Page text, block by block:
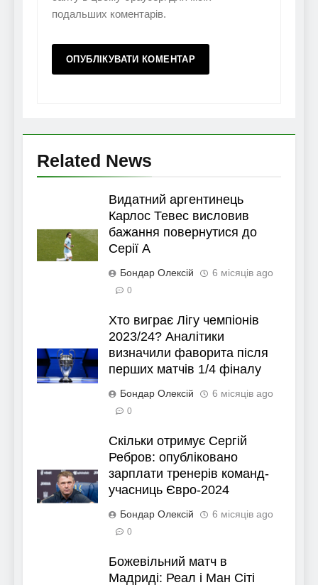
подальших коментарів.
Related News
Видатний аргентинець
Карлос Тевес висловив
бажання повернутися до
Серії А
Бондар Олексій 6 місяців ago
0
Хто виграє Лігу чемпіонів
2023/24? Аналітики
визначили фаворита після
перших матчів 1/4 фіналу
Бондар Олексій 6 місяців ago
0
Скільки отримує Сергій
Ребров: опубліковано
зарплати тренерів команд-
учасниць Євро-2024
Бондар Олексій 6 місяців ago
0
Божевільний матч в
Мадриді: Реал і Ман Сіті